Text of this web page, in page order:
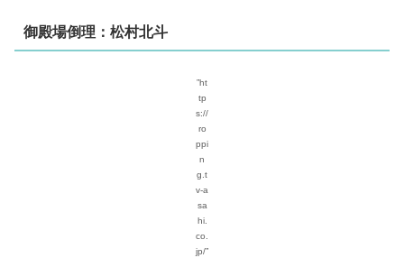
御殿場倒理：松村北斗
”ht
tp
s://
ro
ppi
n
g.t
v-a
sa
hi.
co.
jp/”